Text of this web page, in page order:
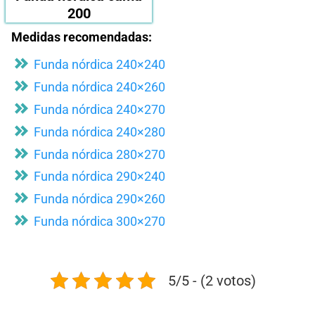
200
Medidas recomendadas:
Funda nórdica 240×240
Funda nórdica 240×260
Funda nórdica 240×270
Funda nórdica 240×280
Funda nórdica 280×270
Funda nórdica 290×240
Funda nórdica 290×260
Funda nórdica 300×270
5/5 - (2 votos)